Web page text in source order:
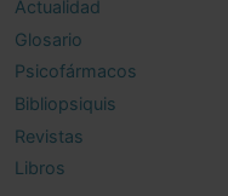
Actualidad
Glosario
Psicofármacos
Bibliopsiquis
Revistas
Libros